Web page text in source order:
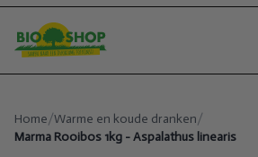
Home/Warme en koude dranken/
Marma Rooibos 1kg - Aspalathus linearis